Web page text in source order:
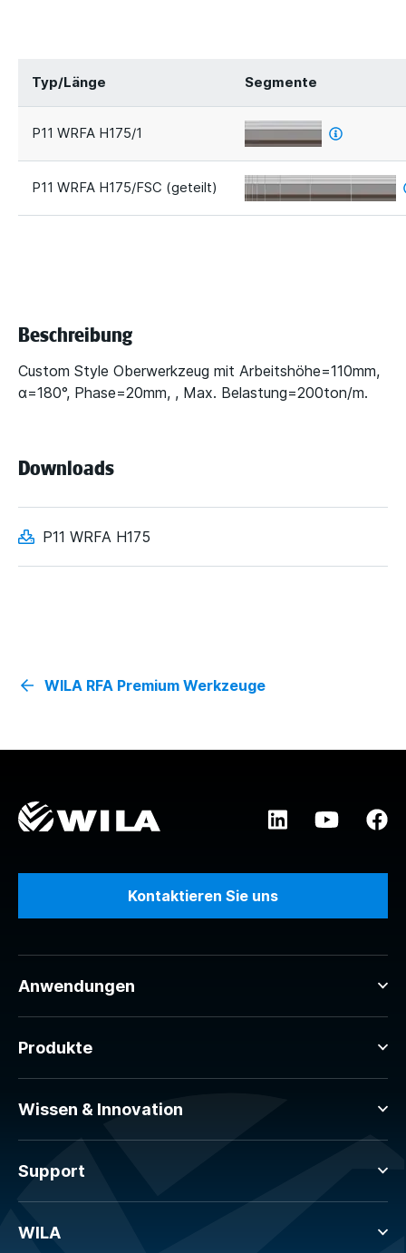
Typ/Länge Segmente
P11 WRFA H175/1
P11 WRFA H175/FSC (geteilt)
Beschreibung
Custom Style Oberwerkzeug mit Arbeitshöhe=110mm,
α=180°, Phase=20mm, , Max. Belastung=200ton/m.
Downloads
P11 WRFA H175
WILA RFA Premium Werkzeuge
Kontaktieren Sie uns
Anwendungen
Produkte
Wissen & Innovation
Support
WILA